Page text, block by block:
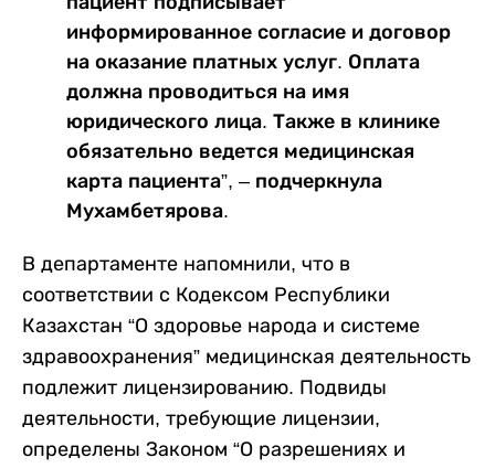
информированное согласие и договор
на оказание платных услуг. Оплата
должна проводиться на имя
юридического лица. Также в клинике
обязательно ведется медицинская
карта пациента”, – подчеркнула
Мухамбетярова.
В департаменте напомнили, что в
соответствии с Кодексом Республики
Казахстан “О здоровье народа и системе
здравоохранения” медицинская деятельность
подлежит лицензированию. Подвиды
деятельности, требующие лицензии,
определены Законом “О разрешениях и